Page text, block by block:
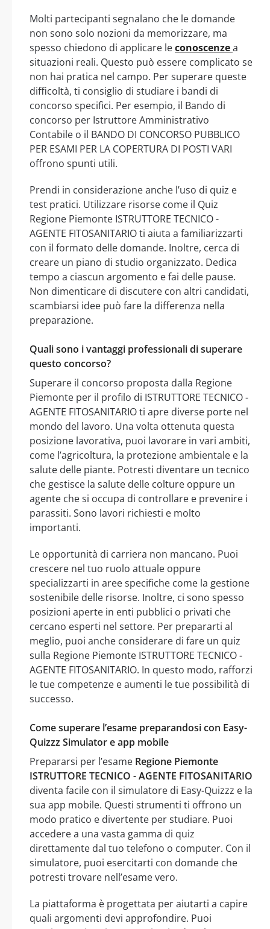
Molti partecipanti segnalano che le domande
non sono solo nozioni da memorizzare, ma
spesso chiedono di applicare leconoscenzea
situazioni reali. Questo può essere complicato se
non hai pratica nel campo. Per superare queste
difficoltà, ti consiglio di studiare i bandi di
concorso specifici. Per esempio, il Bando di
concorso per Istruttore Amministrativo
Contabile o il BANDO DI CONCORSO PUBBLICO
PER ESAMI PER LA COPERTURA DI POSTI VARI
offrono spunti utili.
Prendi in considerazione anche l’uso di quiz e
test pratici. Utilizzare risorse come il Quiz
Regione Piemonte ISTRUTTORE TECNICO -
AGENTE FITOSANITARIO ti aiuta a familiarizzarti
con il formato delle domande. Inoltre, cerca di
creare un piano di studio organizzato. Dedica
tempo a ciascun argomento e fai delle pause.
Non dimenticare di discutere con altri candidati,
scambiarsi idee può fare la differenza nella
preparazione.
Quali sono i vantaggi professionali di superare
questo concorso?
Superare il concorso proposta dalla Regione
Piemonte per il profilo di ISTRUTTORE TECNICO -
AGENTE FITOSANITARIO ti apre diverse porte nel
mondo del lavoro. Una volta ottenuta questa
posizione lavorativa, puoi lavorare in vari ambiti,
come l’agricoltura, la protezione ambientale e la
salute delle piante. Potresti diventare un tecnico
che gestisce la salute delle colture oppure un
agente che si occupa di controllare e prevenire i
parassiti. Sono lavori richiesti e molto
importanti.
Le opportunità di carriera non mancano. Puoi
crescere nel tuo ruolo attuale oppure
specializzarti in aree specifiche come la gestione
sostenibile delle risorse. Inoltre, ci sono spesso
posizioni aperte in enti pubblici o privati che
cercano esperti nel settore. Per prepararti al
meglio, puoi anche considerare di fare un quiz
sulla Regione Piemonte ISTRUTTORE TECNICO -
AGENTE FITOSANITARIO. In questo modo, rafforzi
le tue competenze e aumenti le tue possibilità di
successo.
Come superare l’esame preparandosi con Easy-
Quizzz Simulator e app mobile
Prepararsi per l’esame Regione Piemonte
ISTRUTTORE TECNICO - AGENTE FITOSANITARIO
diventa facile con il simulatore di Easy-Quizzz e la
sua app mobile. Questi strumenti ti offrono un
modo pratico e divertente per studiare. Puoi
accedere a una vasta gamma di quiz
direttamente dal tuo telefono o computer. Con il
simulatore, puoi esercitarti con domande che
potresti trovare nell’esame vero.
La piattaforma è progettata per aiutarti a capire
quali argomenti devi approfondire. Puoi